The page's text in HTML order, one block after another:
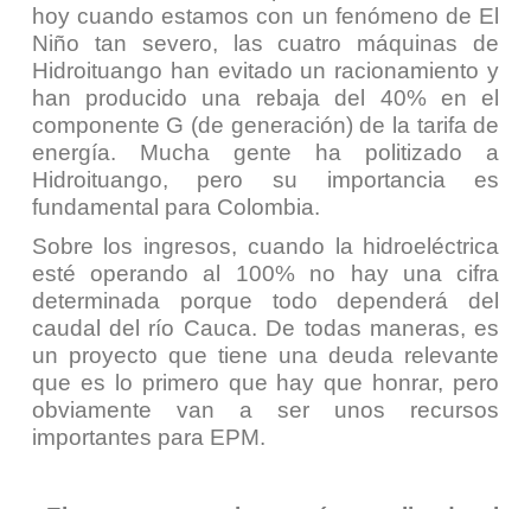
hoy cuando estamos con un fenómeno de El
Niño tan severo, las cuatro máquinas de
Hidroituango han evitado un racionamiento y
han producido una rebaja del 40% en el
componente G (de generación) de la tarifa de
energía. Mucha gente ha politizado a
Hidroituango, pero su importancia es
fundamental para Colombia.
Sobre los ingresos, cuando la hidroeléctrica
esté operando al 100% no hay una cifra
determinada porque todo dependerá del
caudal del río Cauca. De todas maneras, es
un proyecto que tiene una deuda relevante
que es lo primero que hay que honrar, pero
obviamente van a ser unos recursos
importantes para EPM.